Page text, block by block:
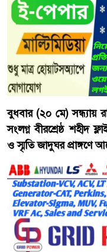
বুধবার (২০ মে) সন্ধ্যায়
সংলগ্ন বীরশ্রেষ্ঠ শহীদ
ও স্মৃতি জাদুঘর প্রাঙ্গণে